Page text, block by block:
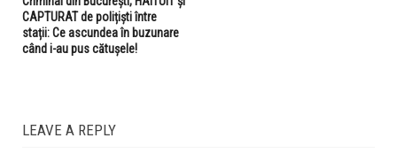
CAPTURAT de polițiști între
stații: Ce ascundea în buzunare
când i-au pus cătușele!
LEAVE A REPLY